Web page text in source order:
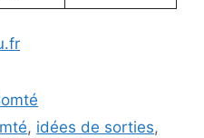
, idées de sorties,